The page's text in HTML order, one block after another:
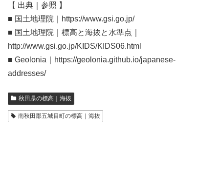
【 出典｜参照 】
■ 国土地理院｜https://www.gsi.go.jp/
■ 国土地理院｜標高と海抜と水準点｜
http://www.gsi.go.jp/KIDS/KIDS06.html
■ Geolonia｜https://geolonia.github.io/japanese-
addresses/
秋田県の標高｜海抜
南秋田郡五城目町の標高｜海抜